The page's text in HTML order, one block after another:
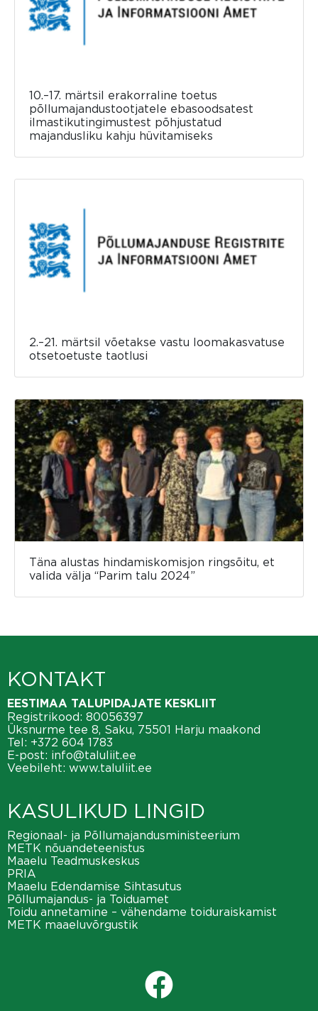
10.–17. märtsil erakorraline toetus
põllumajandustootjatele ebasoodsatest
ilmastikutingimustest põhjustatud
majandusliku kahju hüvitamiseks
2.–21. märtsil võetakse vastu loomakasvatuse
otsetoetuste taotlusi
Täna alustas hindamiskomisjon ringsõitu, et
valida välja “Parim talu 2024”
KONTAKT
EESTIMAA TALUPIDAJATE KESKLIIT
Registrikood: 80056397
Üksnurme tee 8, Saku, 75501 Harju maakond
Tel: +372 604 1783
E-post: info@taluliit.ee
Veebileht: www.taluliit.ee
KASULIKUD LINGID
Regionaal- ja Põllumajandusministeerium
METK nõuandeteenistus
Maaelu Teadmuskeskus
PRIA
Maaelu Edendamise Sihtasutus
Põllumajandus- ja Toiduamet
Toidu annetamine – vähendame toiduraiskamist
METK maaeluvõrgustik